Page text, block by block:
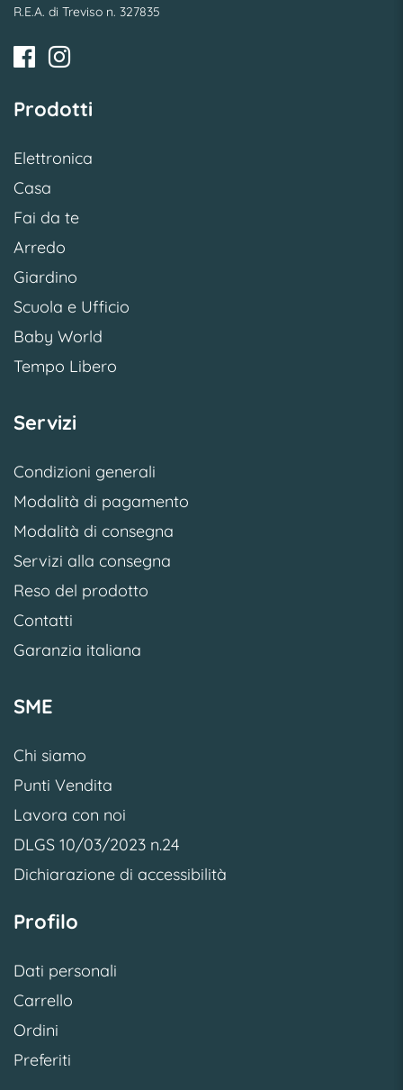
R.E.A. di Treviso n. 327835
Prodotti
Elettronica
Casa
Fai da te
Arredo
Giardino
Scuola e Ufficio
Baby World
Tempo Libero
Servizi
Condizioni generali
Modalità di pagamento
Modalità di consegna
Servizi alla consegna
Reso del prodotto
Contatti
Garanzia italiana
SME
Chi siamo
Punti Vendita
Lavora con noi
DLGS 10/03/2023 n.24
Dichiarazione di accessibilità
Profilo
Dati personali
Carrello
Ordini
Preferiti